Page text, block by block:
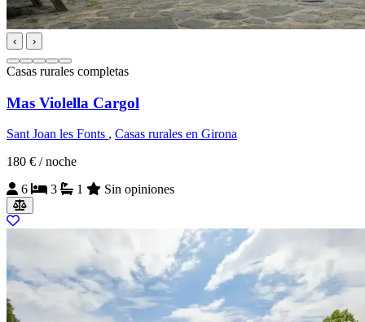
‹ ›
Casas rurales completas
Mas Violella Cargol
Sant Joan les Fonts , Casas rurales en Girona
180 € / noche
6
3 1 Sin opiniones